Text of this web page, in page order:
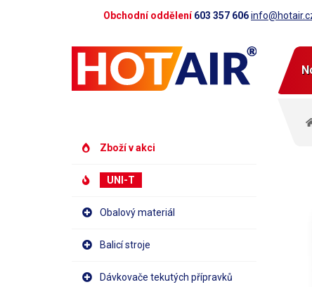
Obchodní oddělení603 357 606
Zboží v akci
UNI-T
Obalový materiál
Balicí stroje
Dávkovače tekutých přípravků